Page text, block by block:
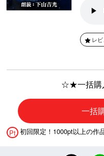
レ
☆★一括購
一括
Pt 初回限定！1000pt以上の作